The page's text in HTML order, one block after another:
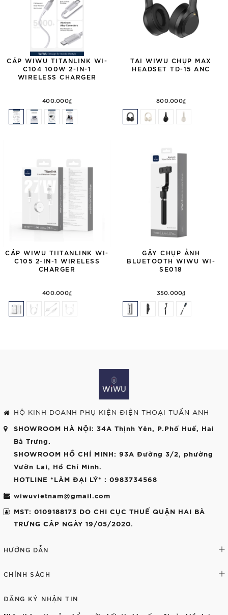
CÁP WIWU TITANLINK WI-
C104 100W 2-IN-1
WIRELESS CHARGER
400.000₫
TAI WIWU CHỤP MAX
HEADSET TD-15 ANC
800.000₫
CÁP WIWU TIITANLINK WI-
C105 2-IN-1 WIRELESS
CHARGER
400.000₫
GẬY CHỤP ẢNH
BLUETOOTH WIWU WI-
SE018
350.000₫
HỘ KINH DOANH PHỤ KIỆN ĐIỆN THOẠI TUẤN ANH
SHOWROOM HÀ NỘI: 34A Thịnh Yên, P.Phố Huế, Hai
Bà Trưng.
SHOWROOM HỒ CHÍ MINH: 93A Đường 3/2, phường
Vườn Lai, Hồ Chí Minh.
HOTLINE *LÀM ĐẠI LÝ* : 0983734568
wiwuvietnam@gmail.com
MST: 0109188173 DO CHI CỤC THUẾ QUẬN HAI BÀ
TRƯNG CÂP NGÀY 19/05/2020.
HƯỚNG DẪN
CHÍNH SÁCH
ĐĂNG KÝ NHẬN TIN